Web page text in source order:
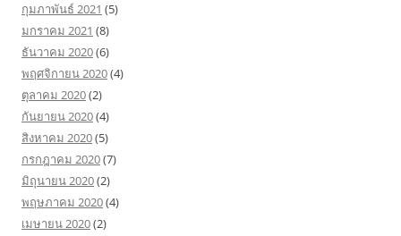
กุมภาพันธ์ 2021 (5)
มกราคม 2021 (8)
ธันวาคม 2020(6)
พฤศจิกายน 2020(4)
ตุลาคม 2020(2)
กันยายน 2020(4)
สิงหาคม 2020(5)
กรกฎาคม 2020(7)
มิถุนายน 2020(2)
พฤษภาคม 2020(4)
เมษายน 2020(2)